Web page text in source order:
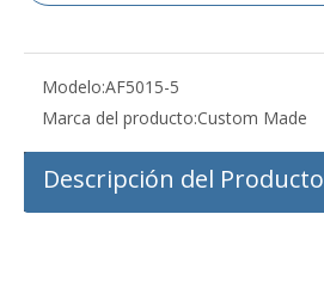
Modelo:AF5015-5
Marca del producto:Custom Made
Descripción del Producto